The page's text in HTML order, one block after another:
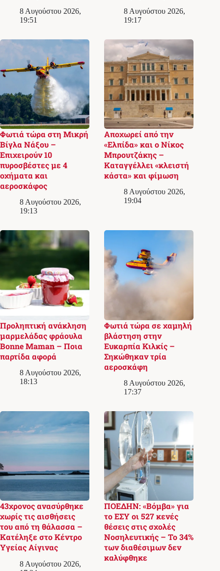
8 Αυγούστου 2026,
19:51
8 Αυγούστου 2026,
19:17
Φωτιά τώρα στη Μικρή
Βίγλα Νάξου –
Επιχειρούν 10
πυροσβέστες με 4
οχήματα και
αεροσκάφος
8 Αυγούστου 2026,
19:13
Αποχωρεί από την
«Ελπίδα» και ο Νίκος
Μπρουτζάκης –
Καταγγέλλει «κλειστή
κάστα» και φίμωση
8 Αυγούστου 2026,
19:04
Προληπτική ανάκληση
μαρμελάδας φράουλα
Bonne Maman – Ποια
παρτίδα αφορά
8 Αυγούστου 2026,
18:13
Φωτιά τώρα σε χαμηλή
βλάστηση στην
Ευκαρπία Κιλκίς –
Σηκώθηκαν τρία
αεροσκάφη
8 Αυγούστου 2026,
17:37
43χρονος ανασύρθηκε
χωρίς τις αισθήσεις
του από τη θάλασσα –
Κατέληξε στο Κέντρο
Υγείας Αίγινας
8 Αυγούστου 2026,
ΠΟΕΔΗΝ: «Βόμβα» για
το ΕΣΥ οι 527 κενές
θέσεις στις σχολές
Νοσηλευτικής – Το 34%
των διαθέσιμων δεν
καλύφθηκε